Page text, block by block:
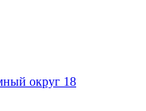
округ 18